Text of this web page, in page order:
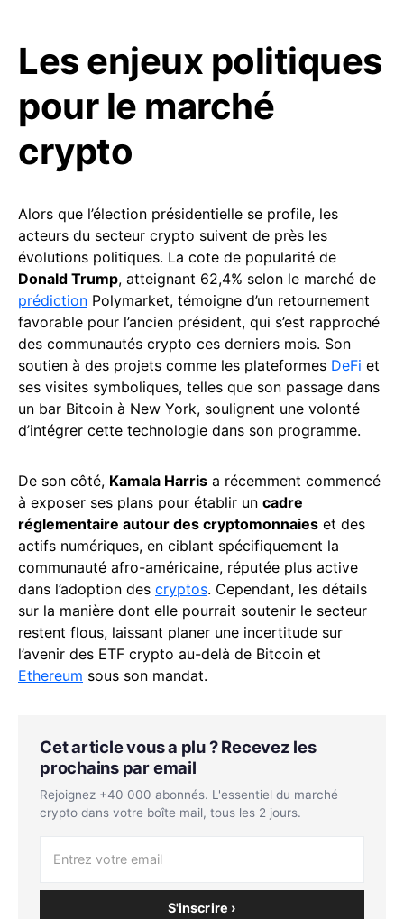
Les enjeux politiques
pour le marché
crypto
Alors que l’élection présidentielle se profile, les
acteurs du secteur crypto suivent de près les
évolutions politiques. La cote de popularité de
Donald Trump, atteignant 62,4% selon le marché de
prédiction Polymarket, témoigne d’un retournement
favorable pour l’ancien président, qui s’est rapproché
des communautés crypto ces derniers mois. Son
soutien à des projets comme les plateformes DeFi et
ses visites symboliques, telles que son passage dans
un bar Bitcoin à New York, soulignent une volonté
d’intégrer cette technologie dans son programme.
De son côté, Kamala Harris a récemment commencé
à exposer ses plans pour établir un cadre
réglementaire autour des cryptomonnaies et des
actifs numériques, en ciblant spécifiquement la
communauté afro-américaine, réputée plus active
dans l’adoption des cryptos. Cependant, les détails
sur la manière dont elle pourrait soutenir le secteur
restent flous, laissant planer une incertitude sur
l’avenir des ETF crypto au-delà de Bitcoin et
Ethereum sous son mandat.
Cet article vous a plu ? Recevez les
prochains par email
Rejoignez +40 000 abonnés. L'essentiel du marché
crypto dans votre boîte mail, tous les 2 jours.
S'inscrire ›